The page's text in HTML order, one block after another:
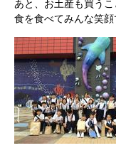
あと、お土産も買う
食を食べてみんな笑顔